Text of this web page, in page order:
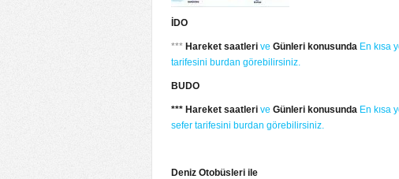
İDO
*** Hareket saatleri ve Günleri konusunda En kısa
tarifesini burdan görebilirsiniz.
BUDO
*** Hareket saatleri ve Günleri konusunda En kısa
sefer tarifesini burdan görebilirsiniz.
Deniz Otobüsleri ile